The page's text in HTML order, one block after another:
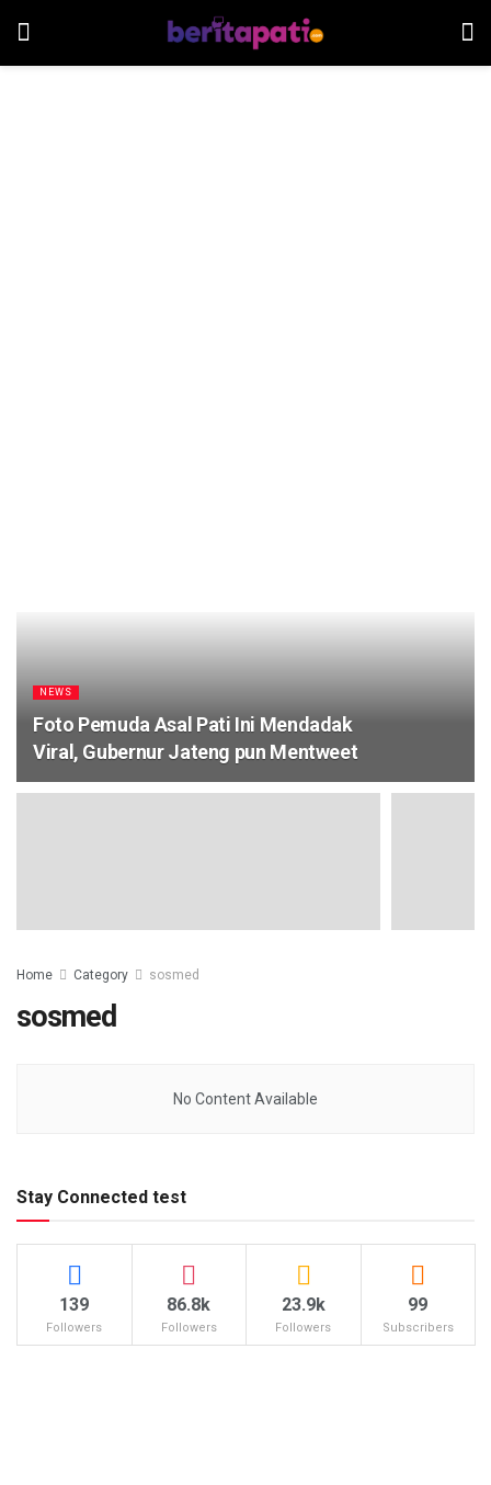
NEWS
Foto Pemuda Asal Pati Ini Mendadak
Viral, Gubernur Jateng pun Mentweet
Home Category sosmed
sosmed
No Content Available
Stay Connected test
139
Followers
86.8k
Followers
23.9k
Followers
99
Subscribers